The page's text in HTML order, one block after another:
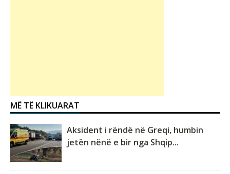
MË TË KLIKUARAT
Aksident i rëndë në Greqi, humbin
jetën nënë e bir nga Shqip...